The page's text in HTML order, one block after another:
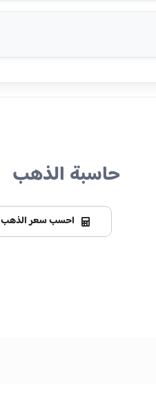
حاسبة الذهب
احسب سعر الذهب